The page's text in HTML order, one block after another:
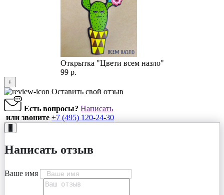
Открытка "Цвети всем назло"
99 р.
+
Оставить свой отзыв
Есть вопросы? Написать
или звоните +7 (495) 120-24-30
+
Написать отзыв
Ваше имя